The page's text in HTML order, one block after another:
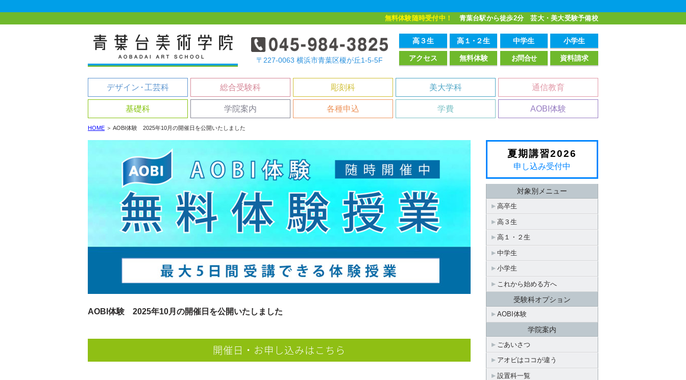
無料体験随時受付中！ 青葉台駅から徒歩2分 芸大・美大受験予備校
〒227-0063 横浜市青葉区榎が丘1-5-5F
高３生 高１ ・ ２生 中学生 小学生
アクセス 無料体験 お問合せ 資料請求
デザイン・工芸科 総合受験科 彫刻科 美大学科 通信教育
基礎科 学院案内 各種申込 学費 AOBI体験
HOME ＞ AOBI体験 2025年10月の開催日を公開いたしました
AOBI体験 2025年10月の開催日を公開いたしました
開催日・お申し込みはこちら
夏期講習2026
申し込み受付中
対象別メニュー
高卒生
高３生
高１・２生
中学生
小学生
これから始める方へ
受験科オプション
AOBI体験
学院案内
ごあいさつ
アオビはココが違う
設置科一覧